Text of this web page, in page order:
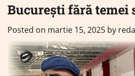
București fără temei
Posted on martie 15, 2025 by